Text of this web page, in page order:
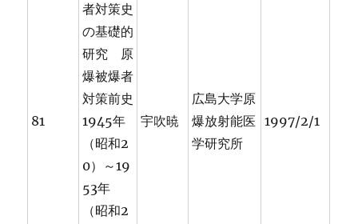
81
者対策史
の基礎的
研究 原
爆被爆者
対策前史
1945年
（昭和2
0）～19
53年
（昭和2
宇吹暁
広島大学原
爆放射能医
学研究所
1997/2/1